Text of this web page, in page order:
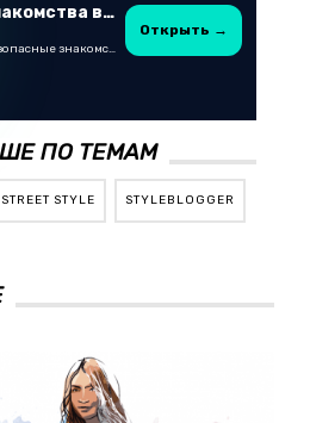
ZYYN — знакомства в Казахстане
Быстрые и безопасные знакомства в Telegram
Открыть →
ПО ТЕМАМ
STREET STYLE STYLEBLOGGER